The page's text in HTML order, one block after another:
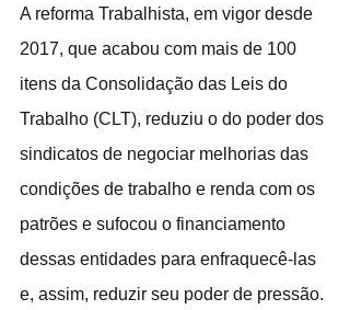
A reforma Trabalhista, em vigor desde
2017, que acabou com mais de 100
itens da Consolidação das Leis do
Trabalho (CLT), reduziu o do poder dos
sindicatos de negociar melhorias das
condições de trabalho e renda com os
patrões e sufocou o financiamento
dessas entidades para enfraquecê-las
e, assim, reduzir seu poder de pressão.